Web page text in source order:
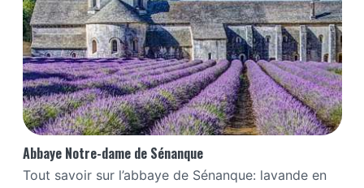
Abbaye Notre-dame de Sénanque
Tout savoir sur l’abbaye de Sénanque: lavande en